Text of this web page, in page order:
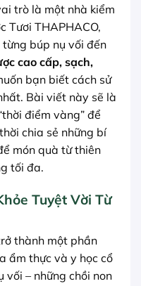
trò là một nhà kiểm
Tươi THAPHACO,
búp nụ vối đến
cao cấp, sạch,
bạn biết cách sử
Bài viết này sẽ là
điểm vàng” để
chia sẻ những bí
món quà từ thiên
tối đa.
Tuyệt Vời Từ
thành một phần
ẩm thực và y học cổ
– những chồi non